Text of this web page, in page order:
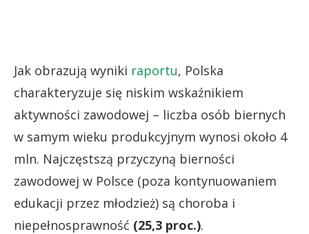
Jak obrazują wyniki raportu, Polska
charakteryzuje się niskim wskaźnikiem
aktywności zawodowej – liczba osób biernych
w samym wieku produkcyjnym wynosi około 4
mln. Najczęstszą przyczyną bierności
zawodowej w Polsce (poza kontynuowaniem
edukacji przez młodzież) są choroba i
niepełnosprawność (25,3 proc.).